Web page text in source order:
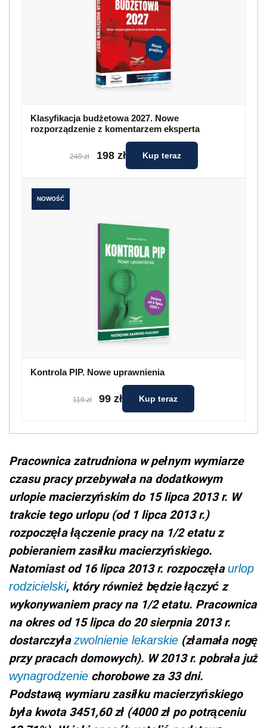
Klasyfikacja budżetowa 2027. Nowe
rozporządzenie z komentarzem eksperta
249 zł 198 zł Kup teraz
NOWOŚĆ
Kontrola PIP. Nowe uprawnienia
119 zł 99 zł Kup teraz
Pracownica zatrudniona w pełnym wymiarze
czasu pracy przebywała na dodatkowym
urlopie macierzyńskim do 15 lipca 2013 r. W
trakcie tego urlopu (od 1 lipca 2013 r.)
rozpoczęła łączenie pracy na 1/2 etatu z
pobieraniem zasiłku macierzyńskiego.
Natomiast od 16 lipca 2013 r. rozpoczęłaurlop
rodzicielski, który również będzie łączyć z
wykonywaniem pracy na 1/2 etatu. Pracownica
na okres od 15 lipca do 20 sierpnia 2013 r.
dostarczyłazwolnienie lekarskie (złamała nogę
przy pracach domowych). W 2013 r. pobrała już
wynagrodzenie chorobowe za 33 dni.
Podstawą wymiaru zasiłku macierzyńskiego
była kwota 3451,60 zł (4000 zł po potrąceniu